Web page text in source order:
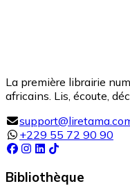
La première librairie
africains. Lis, écoute,
+229 55 72 90 90
Bibliothèque